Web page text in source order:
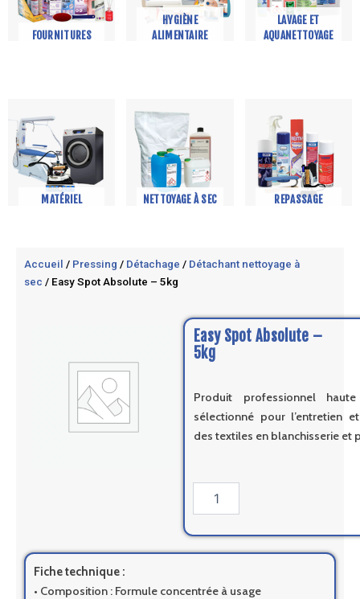
FOURNITURES
HYGIÈNE
ALIMENTAIRE
LAVAGE ET
AQUANETTOYAGE
MATÉRIEL NETTOYAGE À SEC REPASSAGE
Accueil / Pressing / Détachage / Détachant nettoyage à
sec / Easy Spot Absolute – 5kg
Easy Spot Absolute –
5kg
Produit professionnel
sélectionné pour l’entretien
des textiles en blanchisserie et
Spot
Absolute
5kg
Fiche technique :
• Composition : Formule concentrée à usage